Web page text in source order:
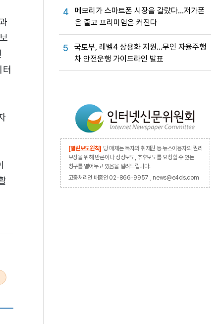
4
메모리가 스마트폰 시장을 갈랐다…저가폰
은 줄고 프리미엄은 커진다
5
국토부, 레벨4 상용화 지원…무인 자율주행
차 안전운행 가이드라인 발표
[열린보도원칙] 당 매체는 독자와 취재원 등 뉴스이용자의 권리
보장을 위해 반론이나 정정보도, 추후보도를 요청할 수 있는
창구를 열어두고 있음을 알려드립니다.
고충처리인 배종인 02-866-9957 , news@e4ds.com